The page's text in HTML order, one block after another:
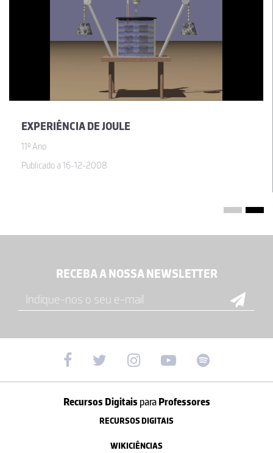
EXPERIÊNCIA DE JOULE
11º Ano
Publicado a 16-12-2008
RECEBA A NOSSA NEWSLETTER
Recursos Digitais paraProfessores
RECURSOS DIGITAIS
WIKICIÊNCIAS